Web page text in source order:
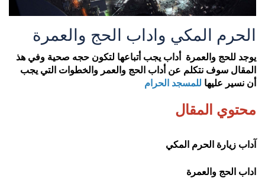
الحرم المكي واداب الحج والعمرة
يوجد للحج والعمرة أداب يجب أتباعها لتكون حجه صحية وفي هذ
المقال سوف نتكلم عن أداب الحج والعمر والخطوات التي يجب
أن نسير عليها للمسجد الحرام
محتوي المقال
آداب زيارة الحرم المكي
اداب الحج والعمرة